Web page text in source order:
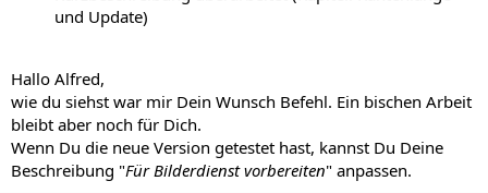
und Update)
Hallo Alfred,
wie du siehst war mir Dein Wunsch Befehl. Ein bischen Arbeit
bleibt aber noch für Dich.
Wenn Du die neue Version getestet hast, kannst Du Deine
Beschreibung "Für Bilderdienst vorbereiten" anpassen.